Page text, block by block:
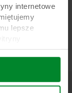
internetowe
lepsze
w celu
mediach
że